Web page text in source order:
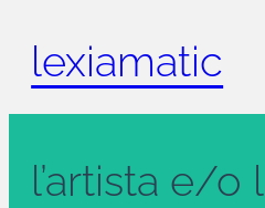
content
lexiamatic
l’artista e/o